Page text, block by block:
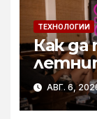
ТЕХНОЛОГИИ
Как да
купон
АВГ. 6,